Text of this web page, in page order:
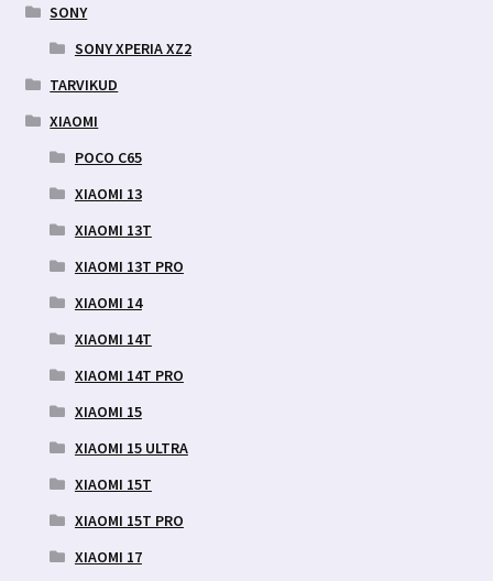
SONY
SONY XPERIA XZ2
TARVIKUD
XIAOMI
POCO C65
XIAOMI 13
XIAOMI 13T
XIAOMI 13T PRO
XIAOMI 14
XIAOMI 14T
XIAOMI 14T PRO
XIAOMI 15
XIAOMI 15 ULTRA
XIAOMI 15T
XIAOMI 15T PRO
XIAOMI 17